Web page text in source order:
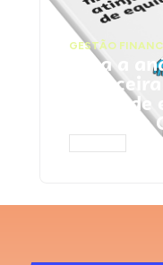
GESTÃO
Faça a
ponto
Prompts